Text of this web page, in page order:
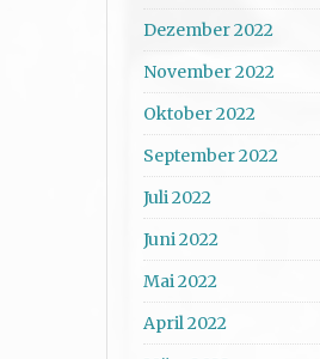
Dezember 2022
November 2022
Oktober 2022
September 2022
Juli 2022
Juni 2022
Mai 2022
April 2022